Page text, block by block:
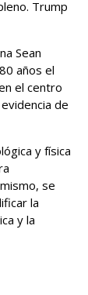
Trump
Sean
años el
el centro
de
y física
se
la
y la